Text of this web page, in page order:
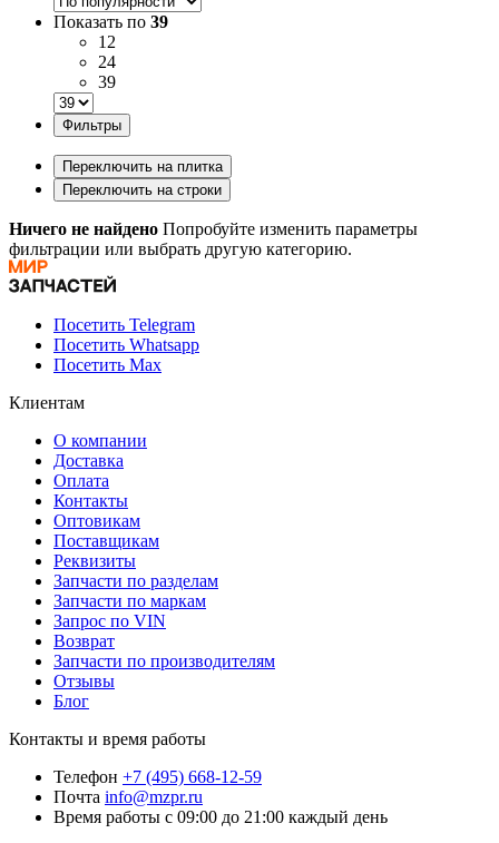
Показать по 39
12
24
39
Фильтры
Переключить на плитка
Переключить на строки
Ничего не найдено Попробуйте изменить параметры
фильтрации или выбрать другую категорию.
Посетить Telegram
Посетить Whatsapp
Посетить Max
Клиентам
О компании
Доставка
Оплата
Контакты
Оптовикам
Поставщикам
Реквизиты
Запчасти по разделам
Запчасти по маркам
Запрос по VIN
Возврат
Запчасти по производителям
Отзывы
Блог
Контакты и время работы
Телефон +7 (495) 668-12-59
Почта info@mzpr.ru
Время работы с 09:00 до 21:00 каждый день